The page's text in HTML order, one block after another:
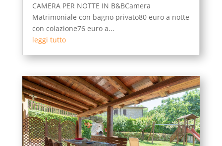
CAMERA PER NOTTE IN B&BCamera
Matrimoniale con bagno privato80 euro a notte
con colazione76 euro a...
leggi tutto